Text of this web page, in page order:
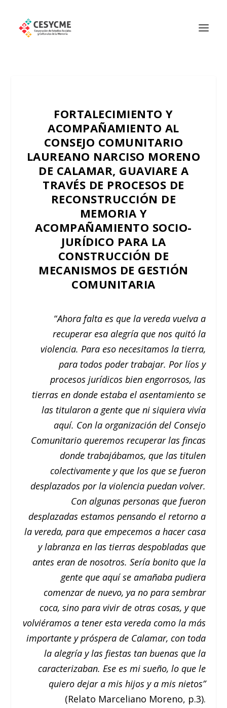
FORTALECIMIENTO Y
ACOMPAÑAMIENTO AL
CONSEJO COMUNITARIO
LAUREANO NARCISO MORENO
DE CALAMAR, GUAVIARE A
TRAVÉS DE PROCESOS DE
RECONSTRUCCIÓN DE
MEMORIA Y
ACOMPAÑAMIENTO SOCIO-
JURÍDICO PARA LA
CONSTRUCCIÓN DE
MECANISMOS DE GESTIÓN
COMUNITARIA
“Ahora falta es que la vereda vuelva a
recuperar esa alegría que nos quitó la
violencia. Para eso necesitamos la tierra,
para todos poder trabajar. Por líos y
procesos jurídicos bien engorrosos, las
tierras en donde estaba el asentamiento se
las titularon a gente que ni siquiera vivía
aquí. Con la organización del Consejo
Comunitario queremos recuperar las fincas
donde trabajábamos, que las titulen
colectivamente y que los que se fueron
desplazados por la violencia puedan volver.
Con algunas personas que fueron
desplazadas estamos pensando el retorno a
la vereda, para que empecemos a hacer casa
y labranza en las tierras despobladas que
antes eran de nosotros. Sería bonito que la
gente que aquí se amañaba pudiera
comenzar de nuevo, ya no para sembrar
coca, sino para vivir de otras cosas, y que
volviéramos a tener esta vereda como la más
importante y próspera de Calamar, con toda
la alegría y las fiestas tan buenas que la
caracterizaban. Ese es mi sueño, lo que le
quiero dejar a mis hijos y a mis nietos”
(Relato Marceliano Moreno, p.3).